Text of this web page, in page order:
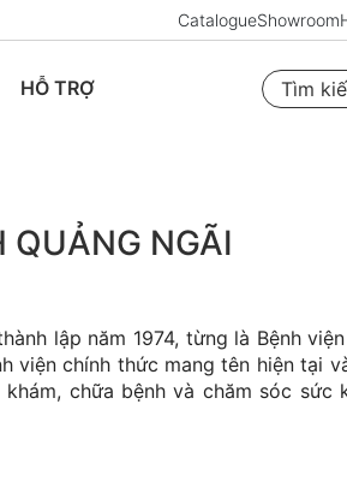
CatalogueShowroom
HỖ TRỢ Tìm
QUẢNG NGÃI
lập năm 1974, từng là Bệnh
viện chính thức mang tên hiện tại
chữa bệnh và chăm sóc sức